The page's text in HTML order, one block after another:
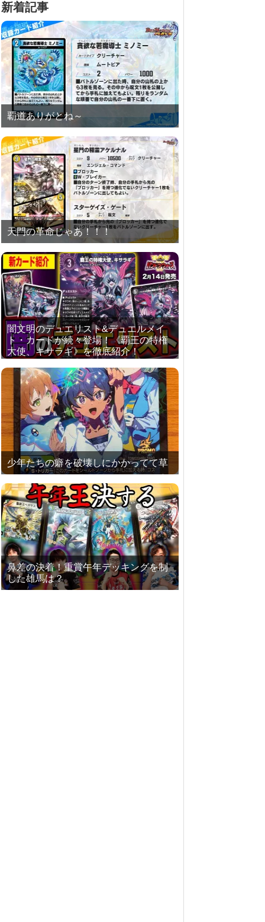
新着記事
覇道ありがとね～
天門の革命じゃあ！！！
闇文明のデュエリスト&デュエルメイ
ト・カードが続々登場！《覇王の特権
大使、キサラギ》を徹底紹介！
少年たちの癖を破壊しにかかってて草
鼻差の決着！重賞午年デッキングを制
した雄馬は？